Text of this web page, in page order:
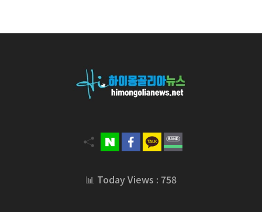
📊 Today Views : 758